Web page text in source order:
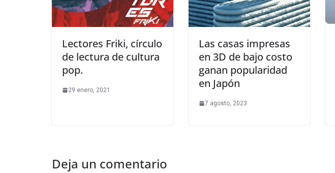
Lectores Friki, círculo
de lectura de cultura
pop.
29 enero, 2021
Las casas impresas
en 3D de bajo costo
ganan popularidad
en Japón
7 agosto, 2023
Deja un comentario